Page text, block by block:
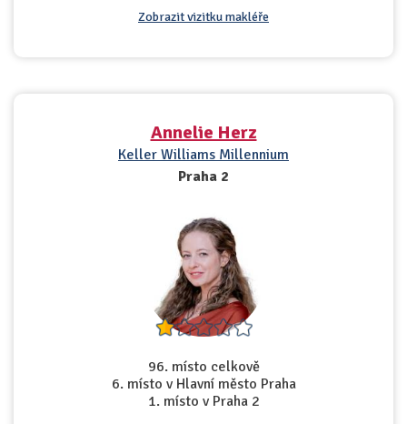
Zobrazit vizitku makléře
Annelie Herz
Keller Williams Millennium
Praha 2
96. místo celkově
6. místo v Hlavní město Praha
1. místo v Praha 2